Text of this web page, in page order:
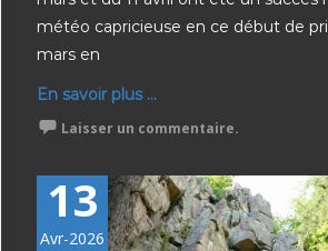
météo capricieuse en ce début de
mars en
En savoir plus ...
Laisser un commentaire.
13
Avr-2026